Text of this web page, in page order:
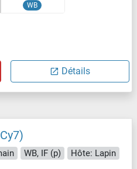
WB
Détails
WB, IF (p)
Hôte: Lapin